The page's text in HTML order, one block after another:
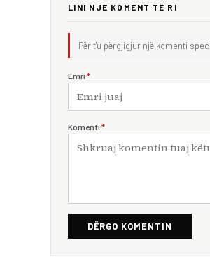
LINI NJË KOMENT TË RI
Për t'u përgjigjur një komenti
Emri *
Komenti *
DËRGO KOMENTIN